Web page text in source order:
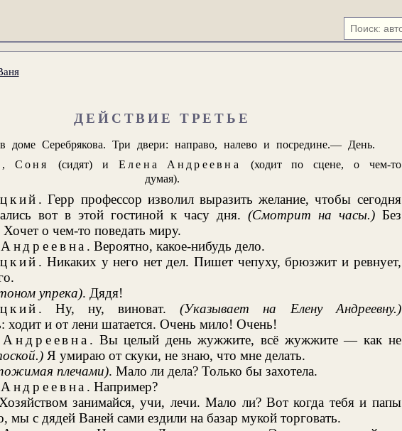
ДЕЙСТВИЕ ТРЕТЬЕ
в доме Серебрякова. Три двери: направо, налево и посредине.— День.
, Соня (сидят) и Елена Андреевна
(ходит по сцене, о чем-то
думая).
. Герр профессор изволил выразить желание, чтобы сегодня
вот в этой гостиной к часу дня. (Смотрит на часы.)Без
Хочет о чем-то поведать миру.
. Вероятно, какое-нибудь дело.
. Никаких у него нет дел. Пишет чепуху, брюзжит и ревнует,
упрека). Дядя!
. Ну, ну, виноват.(Указывает на Елену Андреевну.)
ходит и от лени шатается. Очень мило! Очень!
. Вы целый день жужжите, всё жужжите — как не
Я умираю от скуки, не знаю, что мне делать.
плечами). Мало ли дела? Только бы захотела.
. Например?
занимайся, учи, лечи. Мало ли? Вот когда тебя и папы
мы с дядей Ваней сами ездили на базар мукой торговать.